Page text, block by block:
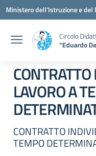
Vai ai contenuti
Vai al menu di navigazione
Vai al footer
Ministero dell'Istruzione e del
Circolo
"Eduardo
LAVORO A
CONTRATTO
TEMPO